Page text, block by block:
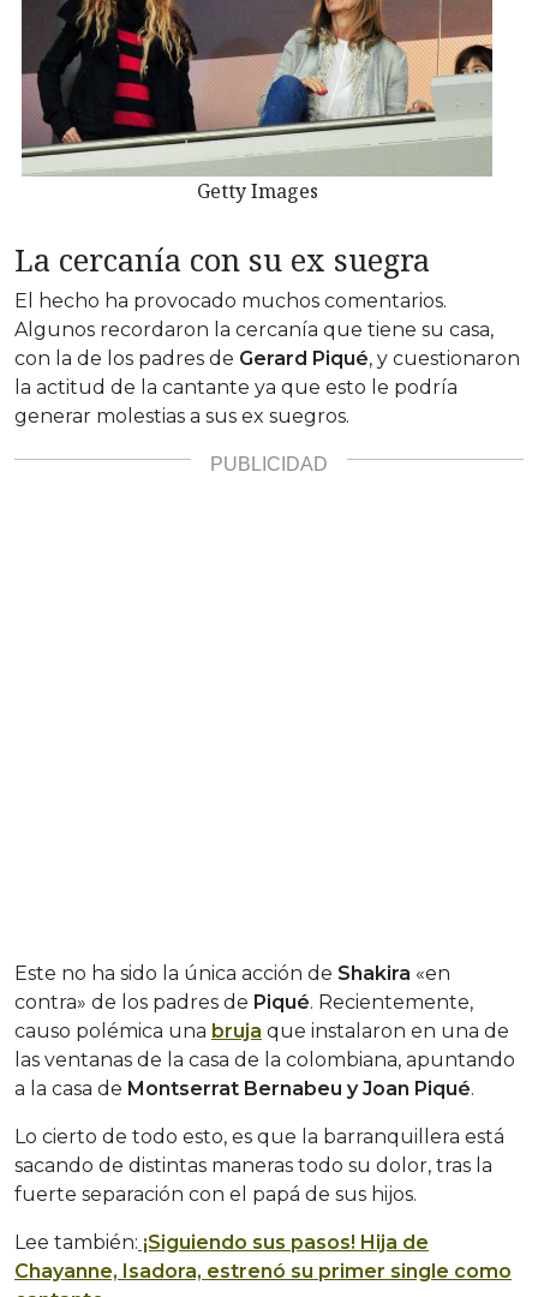
Getty Images
La cercanía con su ex suegra
El hecho ha provocado muchos comentarios.
Algunos recordaron la cercanía que tiene su casa,
con la de los padres de Gerard Piqué, y cuestionaron
la actitud de la cantante ya que esto le podría
generar molestias a sus ex suegros.
Este no ha sido la única acción de Shakira «en
contra» de los padres de Piqué. Recientemente,
causo polémica una bruja que instalaron en una de
las ventanas de la casa de la colombiana, apuntando
a la casa de Montserrat Bernabeu y Joan Piqué.
Lo cierto de todo esto, es que la barranquillera está
sacando de distintas maneras todo su dolor, tras la
fuerte separación con el papá de sus hijos.
Lee también: ¡Siguiendo sus pasos! Hija de
Chayanne, Isadora, estrenó su primer single como